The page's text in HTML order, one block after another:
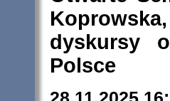
dyskursy
Polsce